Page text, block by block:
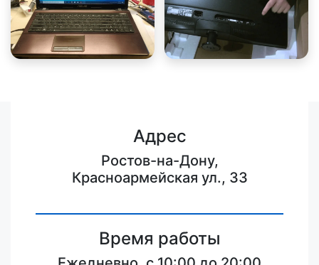
Адрес
Ростов-на-Дону,
Красноармейская ул., 33
Время работы